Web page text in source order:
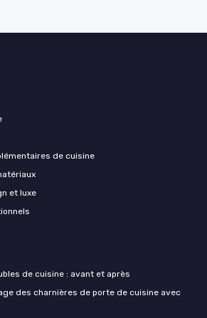
de cuisine
et luxe
de cuisine : avant et après
des charnières de porte de cuisine avec